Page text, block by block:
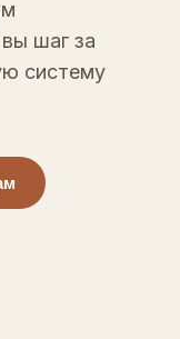
шаг за
систему